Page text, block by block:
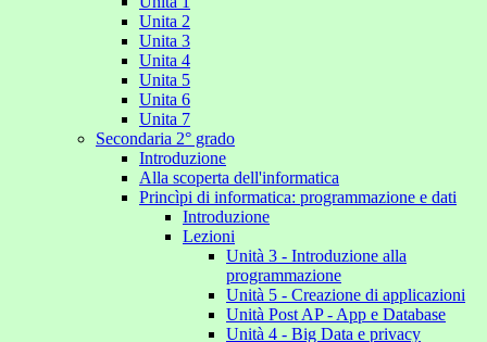
Unita 2
Unita 3
Unita 4
Unita 5
Unita 6
Unita 7
Secondaria 2° grado
Introduzione
Alla scoperta dell'informatica
Princìpi di informatica: programmazione e dati
Introduzione
Lezioni
Unità 3 - Introduzione alla
programmazione
Unità 5 - Creazione di applicazioni
Unità Post AP - App e Database
Unità 4 - Big Data e privacy